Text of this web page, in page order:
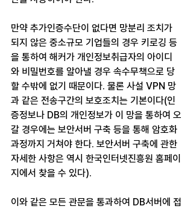
만약 추가인증수단이 없다면 망분리 조치가
되지 않은 중소규모 기업들의 경우 키로깅 등
을 통하여 해커가 개인정보취급자의 아이디
와 비밀번호를 알아낼 경우 속수무책으로 당
할 수밖에 없기 때문이다. 물론 사설 VPN 망
과 같은 전송구간의 보호조치는 기본이다(인
증정보나 DB의 개인정보가 이 망을 통하여 오
갈 경우에는 보안서버 구축 등을 통해 암호화
과정까지 거쳐야 한다. 보안서버 구축에 관한
자세한 사항은 역시 한국인터넷진흥원 홈페이
지에서 찾을 수 있다).
이와 같은 모든 관문을 통과하여 DB서버에 접